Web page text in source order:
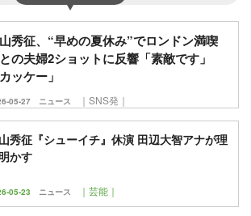
秀征、“早めの夏休み”でロンドン満喫
の夫婦2ショットに反響「素敵です」
カッケー」
05-27 ニュース ｜SNS発｜
秀征『シューイチ』休演 田辺大智アナが理
かす
05-23 ニュース ｜芸能｜